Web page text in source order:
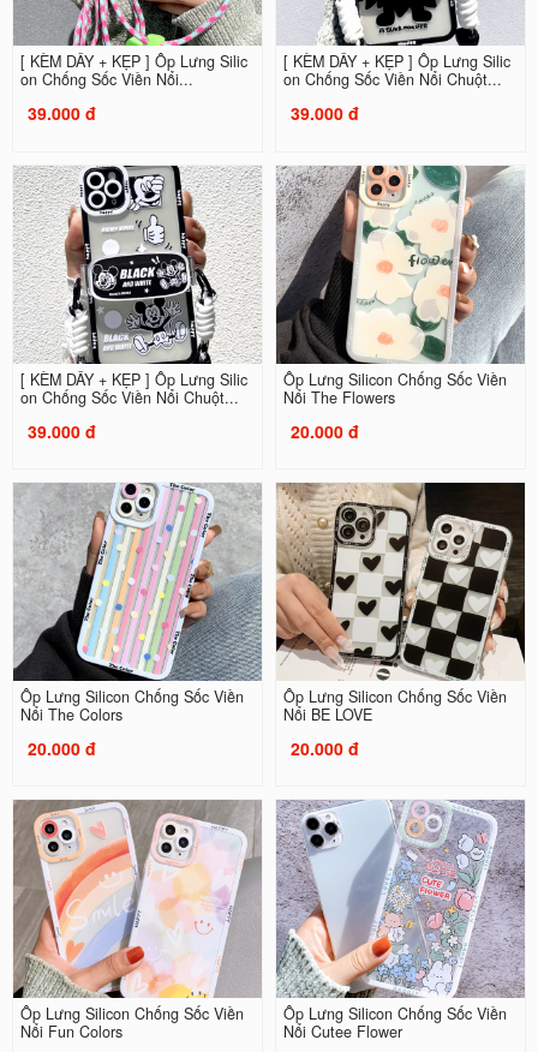
[ KÈM DÂY + KẸP ] Ốp Lưng Silic
on Chống Sốc Viền Nổi...
39.000 đ
[ KÈM DÂY + KẸP ] Ốp Lưng Silic
on Chống Sốc Viền Nổi Chuột...
39.000 đ
[ KÈM DÂY + KẸP ] Ốp Lưng Silic
on Chống Sốc Viền Nổi Chuột...
39.000 đ
Ốp Lưng Silicon Chống Sốc Viền
Nổi The Flowers
20.000 đ
Ốp Lưng Silicon Chống Sốc Viền
Nổi The Colors
20.000 đ
Ốp Lưng Silicon Chống Sốc Viền
Nổi BE LOVE
20.000 đ
Ốp Lưng Silicon Chống Sốc Viền
Nổi Fun Colors
Ốp Lưng Silicon Chống Sốc Viền
Nổi Cutee Flower